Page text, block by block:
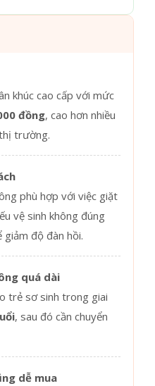
khúc cao cấp với mức
đồng, cao hơn nhiều
trường.
phù hợp với việc giặt
vệ sinh không đúng
giảm độ đàn hồi.
quá dài
trẻ sơ sinh trong giai
, sau đó cần chuyển
dễ mua